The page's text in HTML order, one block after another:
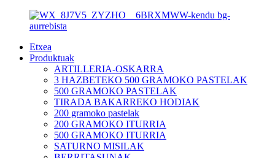
Etxea
Produktuak
ARTILLERIA-OSKARRA
3 HAZBETEKO 500 GRAMOKO PASTELAK
500 GRAMOKO PASTELAK
TIRADA BAKARREKO HODIAK
200 gramoko pastelak
200 GRAMOKO ITURRIA
500 GRAMOKO ITURRIA
SATURNO MISILAK